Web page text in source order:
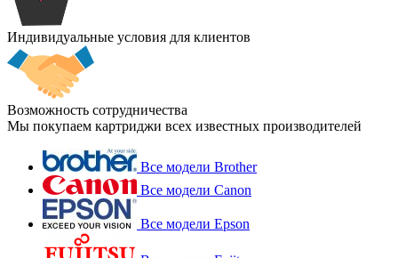
Индивидуальные условия для клиентов
Возможность сотрудничества
Мы покупаем картриджи всех известных производителей
Все модели Brother
Все модели Canon
Все модели Epson